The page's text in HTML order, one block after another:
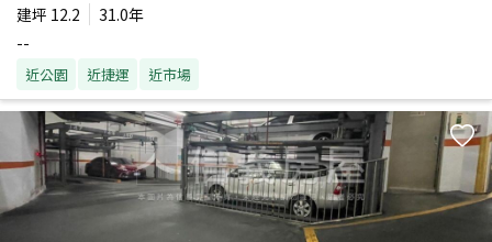
建坪 12.2
31.0年
--
近公園 近捷運 近市場